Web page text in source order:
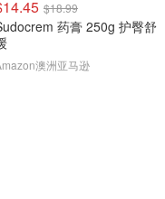
$18.99
药膏 250g 护臀舒
澳洲亚马逊